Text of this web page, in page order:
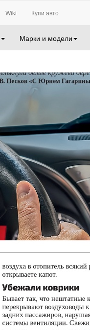
Wiki Купи авто
Марки и модели